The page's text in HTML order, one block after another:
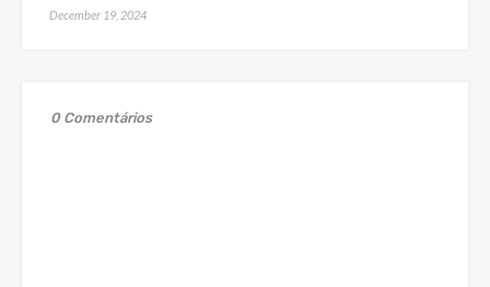
December 19, 2024
0 Comentários